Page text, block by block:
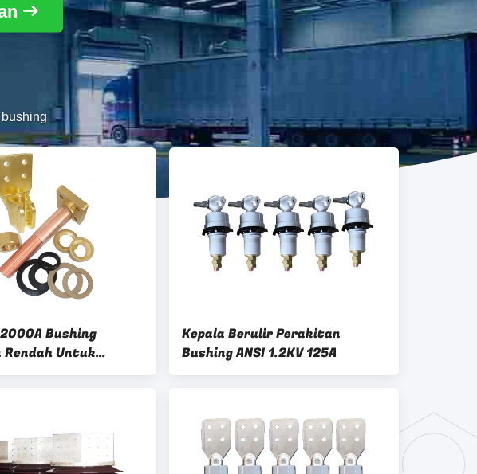
Bushing
Rendah Untuk
Kepala Berulir Perakitan
Bushing ANSI 1.2KV 125A